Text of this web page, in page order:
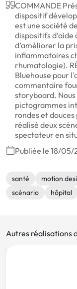
COMMANDE
dispositif
est une société
dispositifs
d’améliorer la
inflammatoires
rhumatologie).
Bluehouse pour
commentaire
storyboard. Nous
pictogrammes
rondes et douces
réalisé deux
spectateur en
Publiée le 18/05/
santé motion
scénario
hôpital
Autres réalisations